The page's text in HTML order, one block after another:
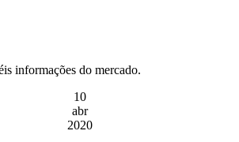
informações do mercado.
10
abr
2020